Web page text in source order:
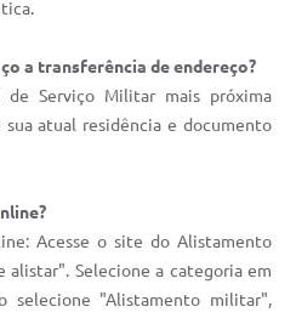
a transferência de endereço?
de Serviço Militar mais próxima
atual residência e documento
Acesse o site do Alistamento
alistar". Selecione a categoria em
selecione "Alistamento militar",